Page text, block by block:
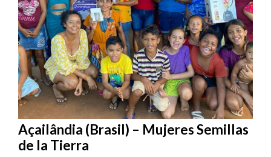
Açailândia (Brasil) – Mujeres Semillas
de la Tierra